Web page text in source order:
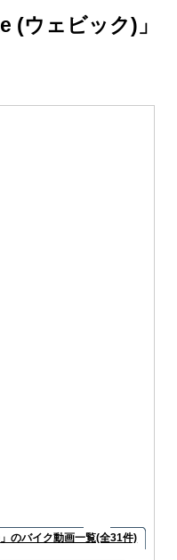
(ウェビック)」
のバイク動画一覧(全31件)